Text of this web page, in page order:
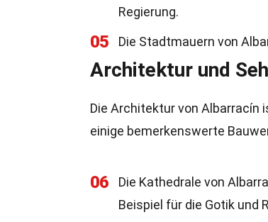
Regierung.
05 Die Stadtmauern von
Architektur und
Die Architektur von Albarracín
einige bemerkenswerte
06
Die Kathedrale von
Beispiel für die Gotik und